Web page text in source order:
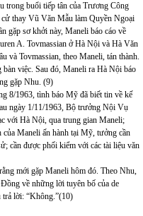
trong buổi tiếp tân của Trương Công
thay Vũ Văn Mẫu làm Quyền Ngoại
gặp sơ khởi này, Maneli báo cáo về
A. Tovmassian ở Hà Nội và Hà Văn
Tovmassian, theo Maneli, tán thành.
việc. Sau đó, Maneli ra Hà Nội báo
gặp Nhu. (9)
8/1963, tình báo Mỹ đã biết tin về kế
ngày 1/11/1963, Bộ trưởng Nội Vụ
với Hà Nội, qua trung gian Maneli;
Maneli ấn hành tại Mỹ, tưởng cần
cần được phối kiểm với các tài liệu văn
mới gặp Maneli hôm đó. Theo Nhu,
về những lời tuyên bố của de
trả lời: “Không.”(10)